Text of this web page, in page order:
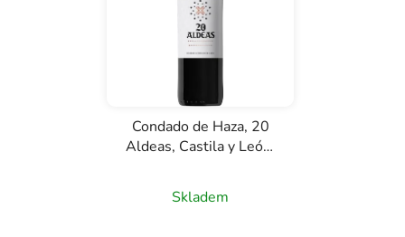
Condado de Haza, 20
Aldeas, Castila y León,
Skladem